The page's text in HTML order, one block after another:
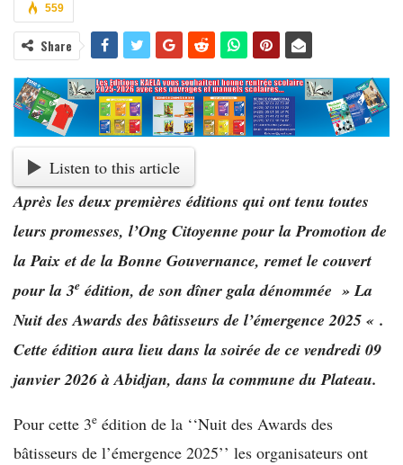
559
Share
Listen to this article
Après les deux premières éditions qui ont tenu toutes
leurs promesses, l’Ong Citoyenne pour la Promotion de
la Paix et de la Bonne Gouvernance, remet le couvert
pour la 3e édition, de son dîner gala dénommée » La
Nuit des Awards des bâtisseurs de l’émergence 2025 « .
Cette édition aura lieu dans la soirée de ce vendredi 09
janvier 2026 à Abidjan, dans la commune du Plateau.
Pour cette 3e édition de la ‘‘Nuit des Awards des
bâtisseurs de l’émergence 2025’’ les organisateurs ont